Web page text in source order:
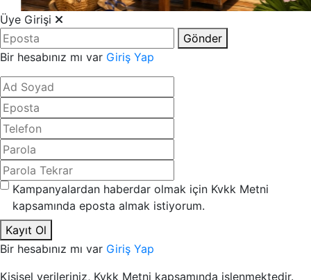
Üye Girişi
Gönder
Bir hesabınız mı var Giriş Yap
Kampanyalardan haberdar olmak için Kvkk Metni
kapsamında eposta almak istiyorum.
Kayıt Ol
Bir hesabınız mı var Giriş Yap
Kişisel verileriniz, Kvkk Metni kapsamında işlenmektedir.